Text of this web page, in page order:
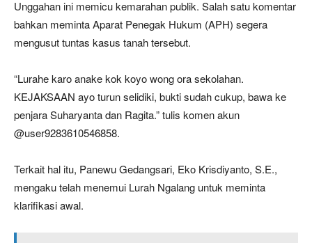
Unggahan ini memicu kemarahan publik. Salah satu komentar
bahkan meminta Aparat Penegak Hukum (APH) segera
mengusut tuntas kasus tanah tersebut.
“Lurahe karo anake kok koyo wong ora sekolahan.
KEJAKSAAN ayo turun selidiki, bukti sudah cukup, bawa ke
penjara Suharyanta dan Ragita.” tulis komen akun
@user9283610546858.
Terkait hal itu, Panewu Gedangsari, Eko Krisdiyanto, S.E.,
mengaku telah menemui Lurah Ngalang untuk meminta
klarifikasi awal.